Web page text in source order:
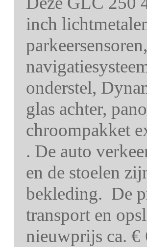
inch
onderstel,
glas achter,
chroompakket
. De auto
en de stoelen
bekleding. De
transport en
nieuwprijs ca. €